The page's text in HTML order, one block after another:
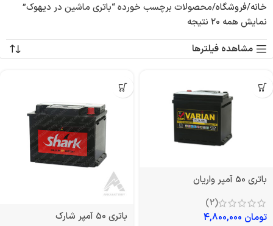
خانه فروشگاه محصولات برچسب خورده “باتری ماشین در دیهوک”
نمایش همه 20 نتیجه
مشاهده فیلترها
باتری 50 آمپر واریان
(2)
تومان
باتری 50 آمپر شارک